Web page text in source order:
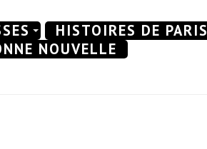
HISTOIRES DE PARIS
NOUVELLE